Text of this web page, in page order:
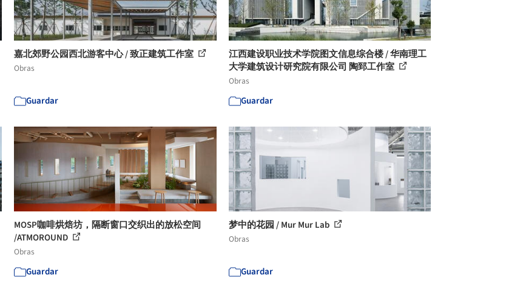
嘉北郊野公园西北游客中心 / 致正建筑工作室
Obras
Guardar
江西建设职业技术学院图文信息综合楼 / 华南理工
大学建筑设计研究院有限公司 陶郅工作室
Obras
Guardar
MOSP咖啡烘焙坊，隔断窗口交织出的放松空间
/ATMOROUND
Obras
Guardar
梦中的花园 / Mur Mur Lab
Obras
Guardar